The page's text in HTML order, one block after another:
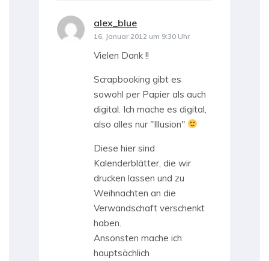
alex_blue
16. Januar 2012 um 9:30 Uhr
Vielen Dank !!
Scrapbooking gibt es
sowohl per Papier als auch
digital. Ich mache es digital,
also alles nur "Illusion"
Diese hier sind
Kalenderblätter, die wir
drucken lassen und zu
Weihnachten an die
Verwandschaft verschenkt
haben.
Ansonsten mache ich
hauptsächlich